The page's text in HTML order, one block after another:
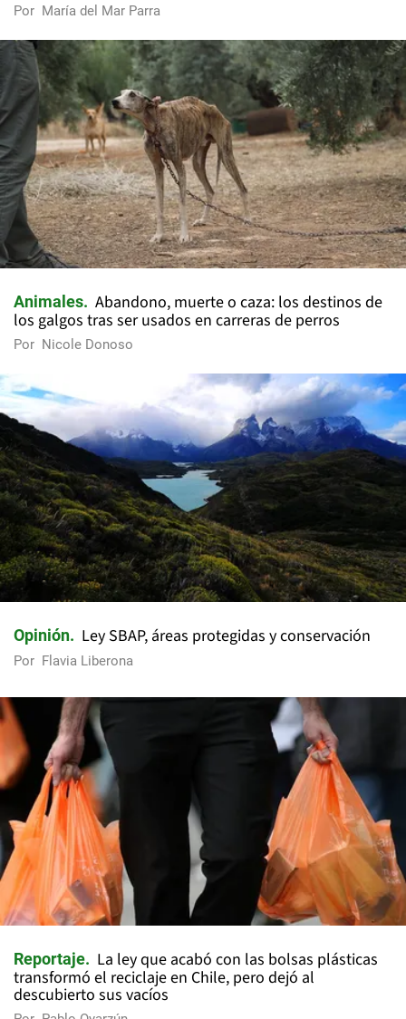
Por María del Mar Parra
Animales
Abandono, muerte o caza: los destinos de
los galgos tras ser usados en carreras de perros
Por Nicole Donoso
Opinión Ley SBAP, áreas protegidas y conservación
Por Flavia Liberona
Reportaje
La ley que acabó con las bolsas plásticas
transformó el reciclaje en Chile, pero dejó al
descubierto sus vacíos